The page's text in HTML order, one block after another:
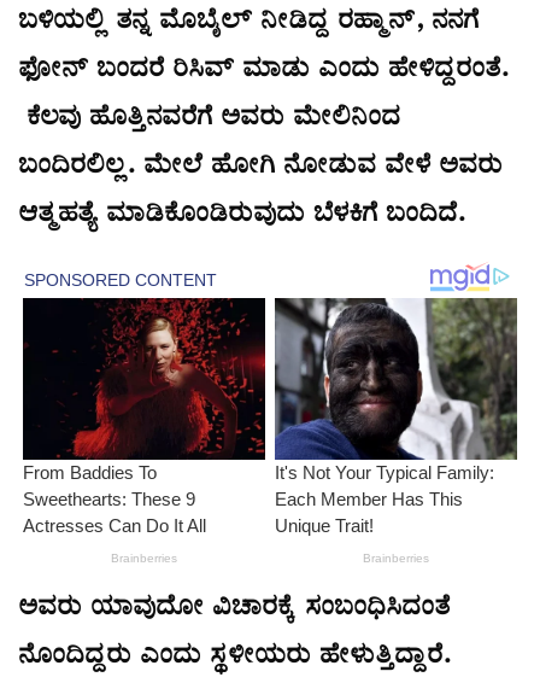
ಬಳಿಯಲ್ಲಿ ತನ್ನ ಮೊಬೈಲ್ ನೀಡಿದ್ದ ರಹ್ಮಾನ್, ನನಗೆ
ಫೋನ್ ಬಂದರೆ ರಿಸಿವ್ ಮಾಡು ಎಂದು ಹೇಳಿದ್ದರಂತೆ.
ಕೆಲವು ಹೊತ್ತಿನವರೆಗೆ ಅವರು ಮೇಲಿನಿಂದ
ಬಂದಿರಲಿಲ್ಲ. ಮೇಲೆ ಹೋಗಿ ನೋಡುವ ವೇಳೆ ಅವರು
ಆತ್ಮಹತ್ಯೆ ಮಾಡಿಕೊಂಡಿರುವುದು ಬೆಳಕಿಗೆ ಬಂದಿದೆ.
ಅವರು ಯಾವುದೋ ವಿಚಾರಕ್ಕೆ ಸಂಬಂಧಿಸಿದಂತೆ
ನೊಂದಿದ್ದರು ಎಂದು ಸ್ಥಳೀಯರು ಹೇಳುತ್ತಿದ್ದಾರೆ.